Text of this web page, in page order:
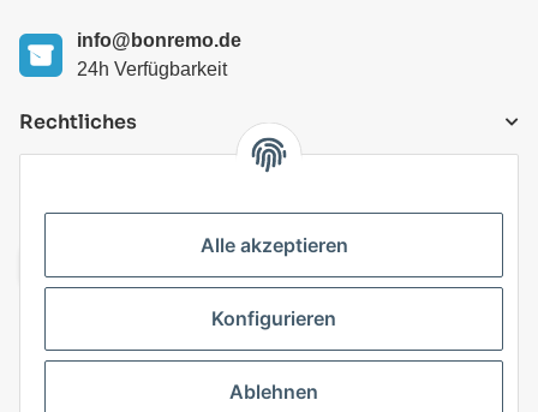
info@bonremo.de
24h Verfügbarkeit
Rechtliches
Alle akzeptieren
Konfigurieren
Ablehnen